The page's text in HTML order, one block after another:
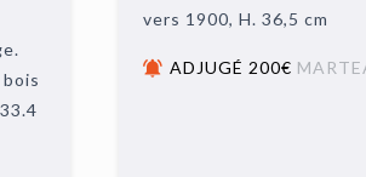
vers 1900, H. 36,5 cm
ADJUGÉ 200€